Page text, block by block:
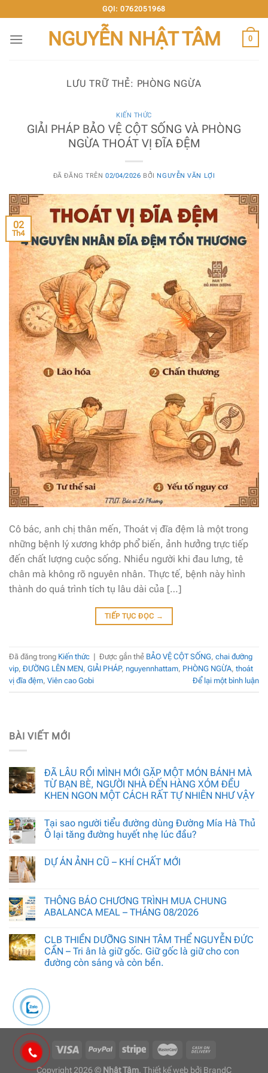
đến
nội
GỌI: 0762051968
NGUYỄN NHẬT TÂM 0
LƯU TRỮ THẺ: PHÒNG NGỪA
KIẾN THỨC
GIẢI PHÁP BẢO VỆ CỘT SỐNG VÀ PHÒNG
NGỪA THOÁT VỊ ĐĨA ĐỆM
ĐÃ ĐĂNG TRÊN 02/04/2026 BỞI NGUYỄN VĂN LỢI
02
Th4
Cô bác, anh chị thân mến, Thoát vị đĩa đệm là một trong
những bệnh lý xương khớp phổ biến, ảnh hưởng trực tiếp
đến chất lượng cuộc sống. Nhiều người khi đau lưng, tê
chân mà không rõ nguyên nhân. Thực tế, bệnh này hình
thành do quá trình tích tụ lâu dài của […]
TIẾP TỤC ĐỌC →
Đã đăng trong Kiến thức Được gắn thẻ BẢO VỆ CỘT SỐNG, chai đường
vip, ĐƯỜNG LÊN MEN, GIẢI PHÁP, nguyennhattam, PHÒNG NGỪA, thoát
vị đĩa đệm, Viên cao Gobi Để lại một bình luận
BÀI VIẾT MỚI
ĐÃ LÂU RỒI MÌNH MỚI GẶP MỘT MÓN BÁNH MÀ
TỪ BẠN BÈ, NGƯỜI NHÀ ĐẾN HÀNG XÓM ĐỀU
KHEN NGON MỘT CÁCH RẤT TỰ NHIÊN NHƯ VẬY
Tại sao người tiểu đường dùng Đường Mía Hà Thủ
Ô lại tăng đường huyết nhẹ lúc đầu?
DỰ ÁN ẢNH CŨ – KHÍ CHẤT MỚI
THÔNG BÁO CHƯƠNG TRÌNH MUA CHUNG
ABALANCA MEAL – THÁNG 08/2026
CLB THIỀN DƯỠNG SINH TÂM THỂ NGUYỄN ĐỨC
CẦN – Tri ân là giữ gốc. Giữ gốc là giữ cho con
đường còn sáng và còn bền.
Copyright 2026 © Nhật Tâm. Thiết kế web bởi BrandC